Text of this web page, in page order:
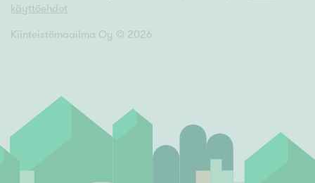
Järvi- tai merinäköala
Maalämpö
Parveke
Senioriasunto
käyttöehdot
Kiinteistömaailma Oy © 2026